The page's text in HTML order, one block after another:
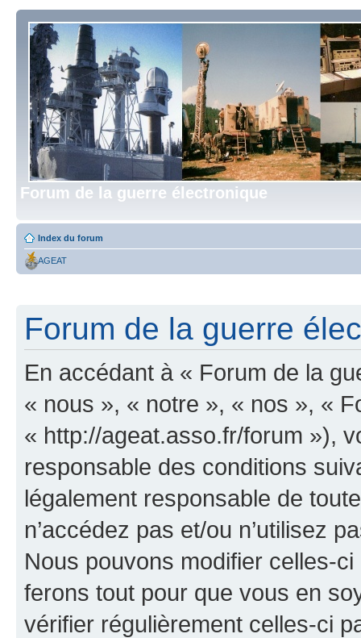
Forum de la guerre électronique
Index du forum
AGEAT
Forum de la guerre
En accédant à « Forum de la
« nous », « notre », « nos », «
« http://ageat.asso.fr/forum »),
responsable des conditions
légalement responsable de
n’accédez pas et/ou n’utilisez
Nous pouvons modifier celles-
ferons tout pour que vous en
vérifier régulièrement celles-ci